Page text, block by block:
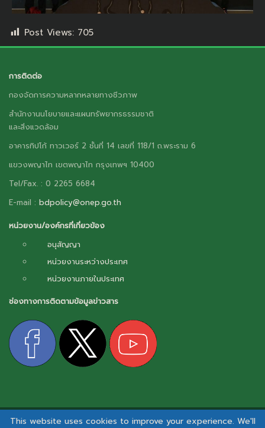
Post Views: 705
การติดต่อ
กองจัดการความหลากหลายทางชีวภาพ
สำนักงานนโยบายและแผนทรัพยากรธรรมชาติ
และสิ่งแวดล้อม
อาคารทิปโก้ ทาวเวอร์ 2 ชั้นที่ 14 เลขที่ 118/1 ถ.พระราม 6
แขวงพญาไท เขตพญาไท กรุงเทพฯ 10400
Tel/Fax. : 0 2265 6684
E-mail : bdpolicy@onep.go.th
หน่วยงาน/องค์กรที่เกี่ยวข้อง
อนุสัญญา
หน่วยงานระหว่างประเทศ
หน่วยงานภายในประเทศ
ช่องทางการติดตามข้อมูลข่าวสาร
สงวนลิขสิทธิ์ © 2026 - กลไกการเผยแพร่ข้อมูลข่าวสารความหลากหลายทางชีวภาพ.
This website uses cookies to improve your experience. We'll